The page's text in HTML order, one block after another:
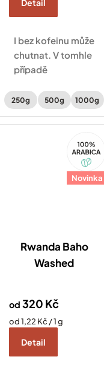
Detail
I bez kofeinu může
chutnat. V tomhle
případě
kterou vyvažuje
cukr a svěží zelené
250g 500g 1000g
Arabica
Novinka
Rwanda Baho
Washed
od 320 Kč
Měrná
od 1,22 Kč / 1 g
Detail